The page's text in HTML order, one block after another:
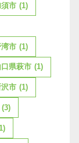
市 (1)
市 (1)
口県萩市 (1)
沢市 (1)
(3)